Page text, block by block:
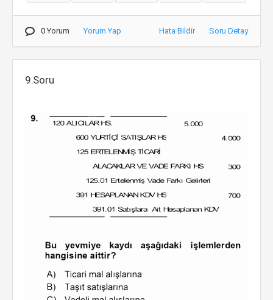
0 Yorum Yorum Yap Hata Bildir Soru Detay
9.Soru